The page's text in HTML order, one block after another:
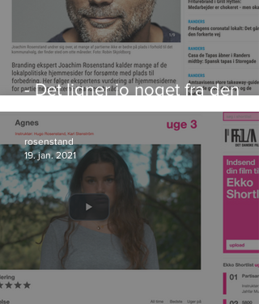
- Det ligner jo noget fra den
lokale bridgeklub sidst i
rosenstand
19. jan. 2021